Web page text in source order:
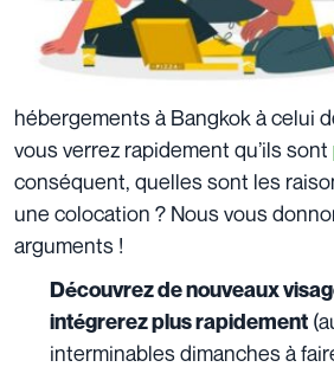
hébergements à Bangkok à celui
vous verrez rapidement qu’ils sont
conséquent, quelles sont les
une colocation ? Nous vous
arguments !
Découvrez de nouveaux
intégrerez plus rapidement
interminables dimanches à